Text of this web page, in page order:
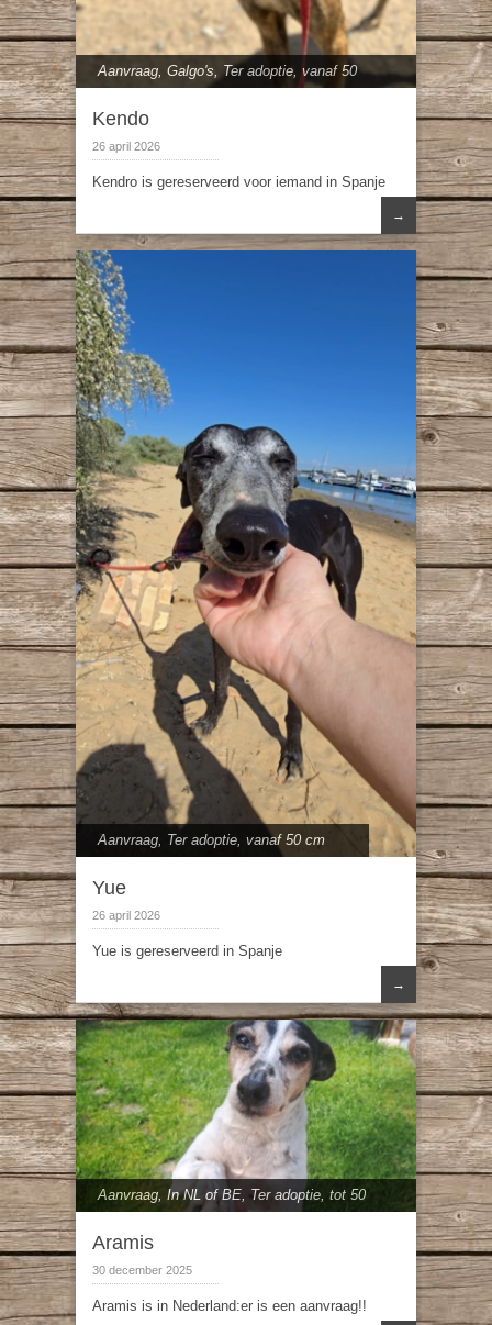
Aanvraag, Galgo's, Ter adoptie, vanaf 50
Kendo
26 april 2026
Kendro is gereserveerd voor iemand in Spanje
→
Aanvraag Ter adoptie vanaf 50 cm
Yue
26 april 2026
Yue is gereserveerd in Spanje
→
Aanvraag In NL of BE Ter adoptie tot 50
Aramis
30 december 2025
Aramis is in Nederland:er is een aanvraag!!